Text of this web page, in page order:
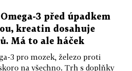
3 před úpadkem
kreatin dosahuje
Má to ale háček
3 pro mozek, železo proti
na všechno. Trh s doplňky